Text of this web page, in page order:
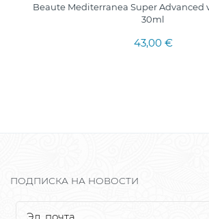
Beaute Mediterranea Super Advanced
30ml
43,00 €
ПОДПИСКА НА НОВОСТИ